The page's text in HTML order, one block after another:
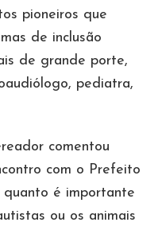
pioneiros que
de inclusão
de grande porte,
pediatra,
comentou
com o Prefeito
quanto é importante
ou os animais